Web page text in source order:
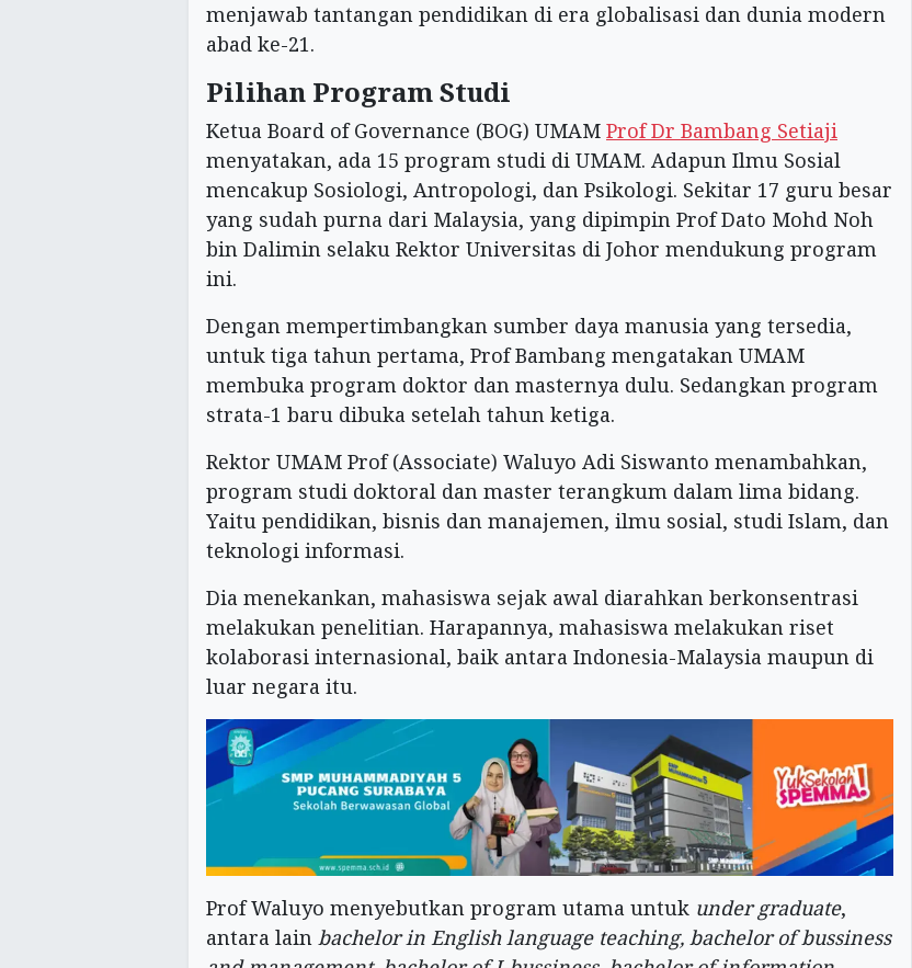
menjawab tantangan pendidikan di era globalisasi dan dunia modern
abad ke-21.
Pilihan Program Studi
Ketua Board of Governance (BOG) UMAM Prof Dr Bambang Setiaji
menyatakan, ada 15 program studi di UMAM. Adapun Ilmu Sosial
mencakup Sosiologi, Antropologi, dan Psikologi. Sekitar 17 guru besar
yang sudah purna dari Malaysia, yang dipimpin Prof Dato Mohd Noh
bin Dalimin selaku Rektor Universitas di Johor mendukung program
ini.
Dengan mempertimbangkan sumber daya manusia yang tersedia,
untuk tiga tahun pertama, Prof Bambang mengatakan UMAM
membuka program doktor dan masternya dulu. Sedangkan program
strata-1 baru dibuka setelah tahun ketiga.
Rektor UMAM Prof (Associate) Waluyo Adi Siswanto menambahkan,
program studi doktoral dan master terangkum dalam lima bidang.
Yaitu pendidikan, bisnis dan manajemen, ilmu sosial, studi Islam, dan
teknologi informasi.
Dia menekankan, mahasiswa sejak awal diarahkan berkonsentrasi
melakukan penelitian. Harapannya, mahasiswa melakukan riset
kolaborasi internasional, baik antara Indonesia-Malaysia maupun di
luar negara itu.
Prof Waluyo menyebutkan program utama untuk under graduate,
antara lain bachelor in English language teaching, bachelor of bussiness